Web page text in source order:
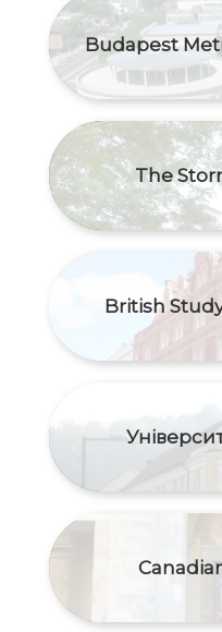
Budapest
The
British